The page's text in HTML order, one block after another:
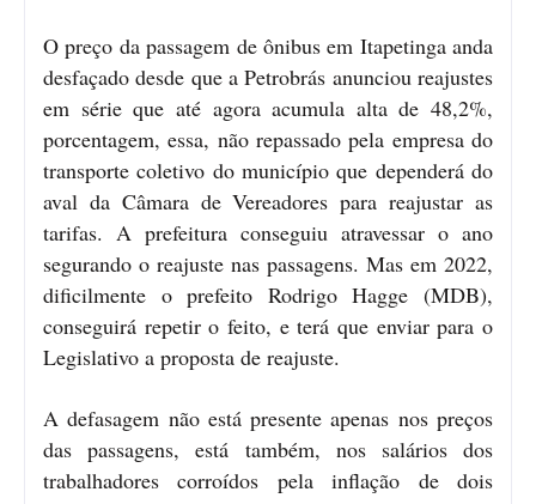
O preço da passagem de ônibus em Itapetinga anda
desfaçado desde que a Petrobrás anunciou reajustes
em série que até agora acumula alta de 48,2%,
porcentagem, essa, não repassado pela empresa do
transporte coletivo do município que dependerá do
aval da Câmara de Vereadores para reajustar as
tarifas. A prefeitura conseguiu atravessar o ano
segurando o reajuste nas passagens. Mas em 2022,
dificilmente o prefeito Rodrigo Hagge (MDB),
conseguirá repetir o feito, e terá que enviar para o
Legislativo a proposta de reajuste.
A defasagem não está presente apenas nos preços
das passagens, está também, nos salários dos
trabalhadores corroídos pela inflação de dois